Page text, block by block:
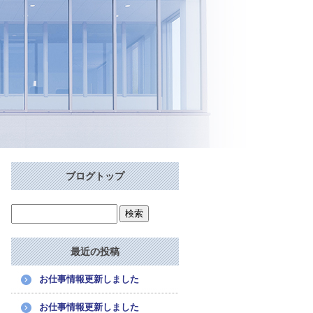
ブログトップ
最近の投稿
お仕事情報更新しました
お仕事情報更新しました